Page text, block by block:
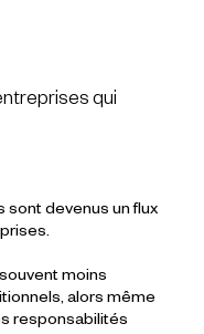
qui
sont devenus un flux
moins
alors même
responsabilités